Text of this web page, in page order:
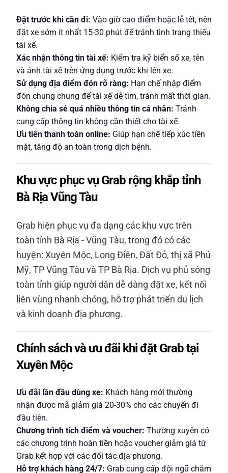
Đặt trước khi cần đi: Vào giờ cao điểm hoặc lễ tết, nên
đặt xe sớm ít nhất 15-30 phút để tránh tình trạng thiếu
tài xế.
Xác nhận thông tin tài xế: Kiểm tra kỹ biển số xe, tên
và ảnh tài xế trên ứng dụng trước khi lên xe.
Sử dụng địa điểm đón rõ ràng: Hạn chế nhập điểm
đón chung chung để tài xế dễ tìm, tránh mất thời gian.
Không chia sẻ quá nhiều thông tin cá nhân: Tránh
cung cấp thông tin không cần thiết cho tài xế.
Ưu tiên thanh toán online: Giúp hạn chế tiếp xúc tiền
mặt, tăng độ an toàn trong dịch bệnh.
Khu vực phục vụ Grab rộng khắp tỉnh
Bà Rịa Vũng Tàu
Grab hiện phục vụ đa dạng các khu vực trên
toàn tỉnh Bà Rịa - Vũng Tàu, trong đó có các
huyện: Xuyên Mộc, Long Điền, Đất Đỏ, thị xã Phú
Mỹ, TP Vũng Tàu và TP Bà Rịa. Dịch vụ phủ sóng
toàn tỉnh giúp người dân dễ dàng đặt xe, kết nối
liên vùng nhanh chóng, hỗ trợ phát triển du lịch
và kinh doanh địa phương.
Chính sách và ưu đãi khi đặt Grab tại
Xuyên Mộc
Ưu đãi lần đầu dùng xe: Khách hàng mới thường
nhận được mã giảm giá 20-30% cho các chuyến đi
đầu tiên.
Chương trình tích điểm và voucher: Thường xuyên có
các chương trình hoàn tiền hoặc voucher giảm giá từ
Grab kết hợp với các đối tác địa phương.
Hỗ trợ khách hàng 24/7: Grab cung cấp đội ngũ chăm